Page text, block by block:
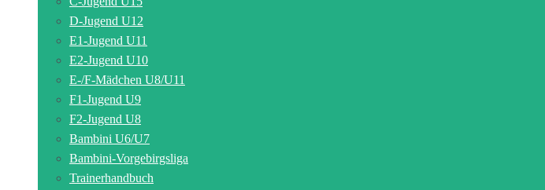
D-Jugend U12
E1-Jugend U11
E2-Jugend U10
E-/F-Mädchen U8/U11
F1-Jugend U9
F2-Jugend U8
Bambini U6/U7
Bambini-Vorgebirgsliga
Trainerhandbuch